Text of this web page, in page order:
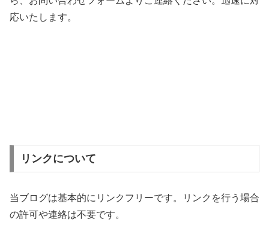
応いたします。
リンクについて
当ブログは基本的にリンクフリーです。リンクを行う場合
の許可や連絡は不要です。